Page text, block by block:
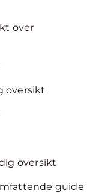
over
oversikt
oversikt
guide